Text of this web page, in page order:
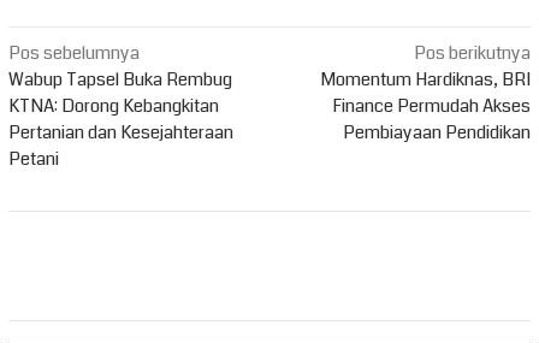
Navigasi
pos
Pos sebelumnya
Wabup Tapsel Buka Rembug
KTNA: Dorong Kebangkitan
Pertanian dan Kesejahteraan
Petani
Pos berikutnya
Momentum Hardiknas, BRI
Finance Permudah Akses
Pembiayaan Pendidikan